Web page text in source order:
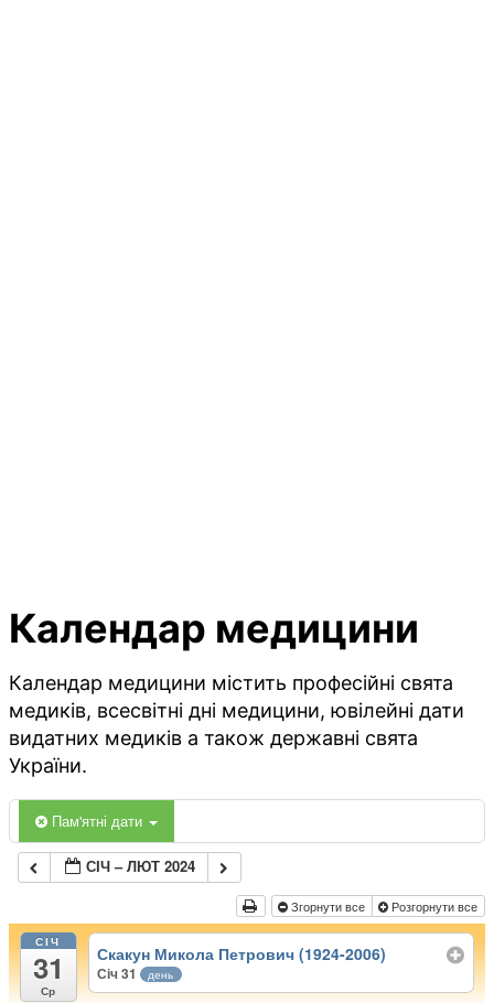
Календар медицини
Календар медицини містить професійні свята
медиків, всесвітні дні медицини, ювілейні дати
видатних медиків а також державні свята
України.
Пам'ятні дати
СІЧ – ЛЮТ 2024
Згорнути все Розгорнути все
СІЧ
31
Ср
Скакун Микола Петрович (1924-2006)
Січ 31 день